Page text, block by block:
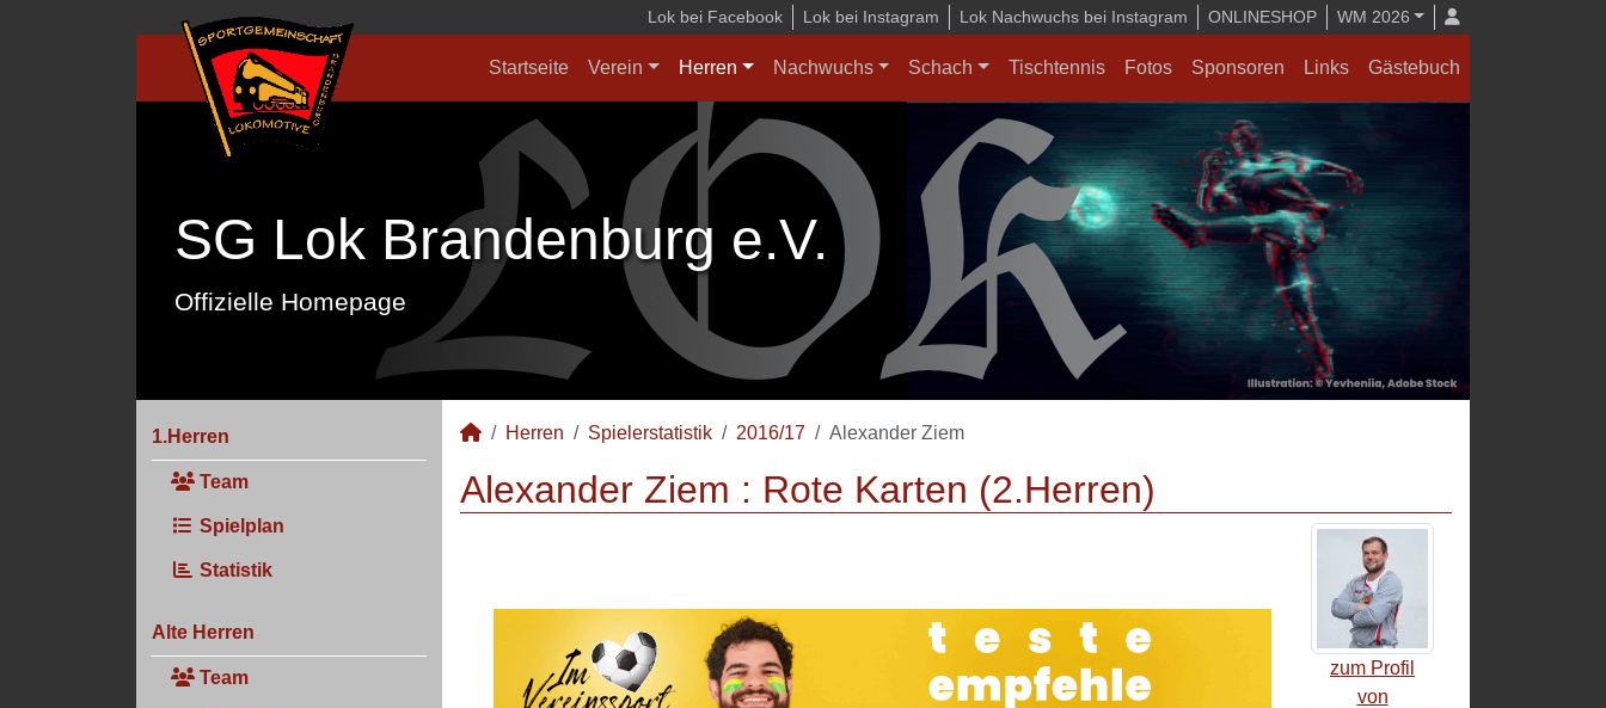
Lok bei Facebook Lok bei Instagram Lok Nachwuchs bei Instagram ONLINESHOP WM 2026
Startseite Verein Herren Nachwuchs Schach Tischtennis Fotos Sponsoren Links Gästebuch
SG Lok Brandenburg e.V.
Offizielle Homepage
1.Herren
Team
Spielplan
Statistik
Alte Herren
Team
Herren Spielerstatistik 2016/17 Alexander Ziem
Alexander Ziem : Rote Karten (2.Herren)
zum Profil
von